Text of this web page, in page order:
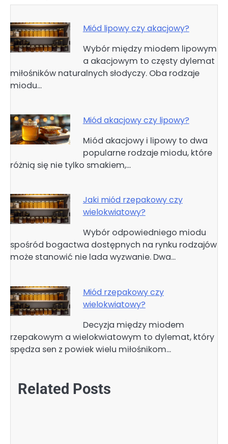
Miód lipowy czy akacjowy?
Wybór między miodem lipowym
a akacjowym to częsty dylemat
miłośników naturalnych słodyczy. Oba rodzaje
miodu…
Miód akacjowy czy lipowy?
Miód akacjowy i lipowy to dwa
popularne rodzaje miodu, które
różnią się nie tylko smakiem,…
Jaki miód rzepakowy czy
wielokwiatowy?
Wybór odpowiedniego miodu
spośród bogactwa dostępnych na rynku rodzajów
może stanowić nie lada wyzwanie. Dwa…
Miód rzepakowy czy
wielokwiatowy?
Decyzja między miodem
rzepakowym a wielokwiatowym to dylemat, który
spędza sen z powiek wielu miłośnikom…
Related Posts